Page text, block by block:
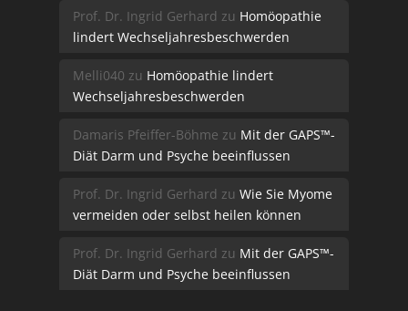
Prof. Dr. Ingrid Gerhard zu Homöopathie
lindert Wechseljahresbeschwerden
Melli040 zu Homöopathie lindert
Wechseljahresbeschwerden
Damaris Pfeiffer-Böhme zu Mit der GAPS™-
Diät Darm und Psyche beeinflussen
Prof. Dr. Ingrid Gerhard zu Wie Sie Myome
vermeiden oder selbst heilen können
Prof. Dr. Ingrid Gerhard zu Mit der GAPS™-
Diät Darm und Psyche beeinflussen